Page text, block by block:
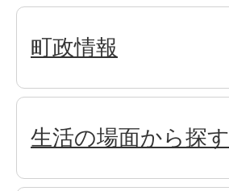
町政情報
生活の場面から探す